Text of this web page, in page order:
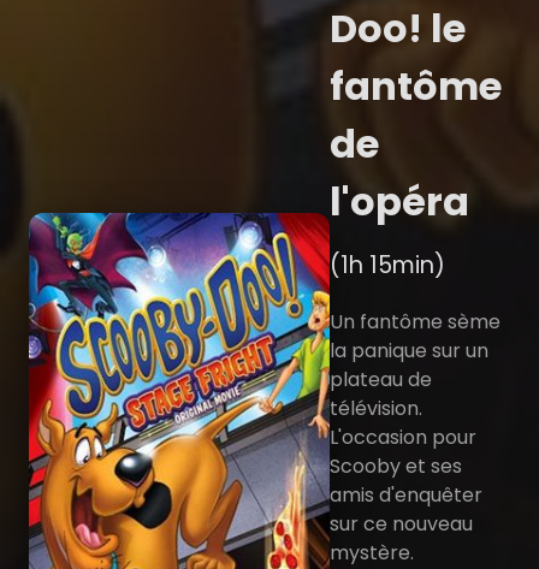
Doo! le
fantôme
de
l'opéra
(1h 15min)
Un fantôme sème
la panique sur un
plateau de
télévision.
L'occasion pour
Scooby et ses
amis d'enquêter
sur ce nouveau
mystère.